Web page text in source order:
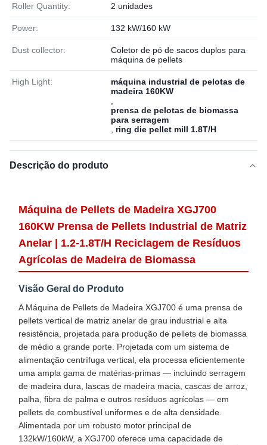
Roller Quantity: 2 unidades
Power: 132 kW/160 kW
Dust collector:
Coletor de pó de sacos duplos para
máquina de pellets
High Light:
máquina industrial de pelotas de
madeira 160KW
prensa de pelotas de biomassa
para serragem
ring die pellet mill 1.8T/H
Descrição do produto
Máquina de Pellets de Madeira XGJ700
160KW Prensa de Pellets Industrial de Matriz
Anelar | 1.2-1.8T/H Reciclagem de Resíduos
Agrícolas de Madeira de Biomassa
Visão Geral do Produto
A Máquina de Pellets de Madeira XGJ700 é uma prensa de
pellets vertical de matriz anelar de grau industrial e alta
resistência, projetada para produção de pellets de biomassa
de médio a grande porte. Projetada com um sistema de
alimentação centrífuga vertical, ela processa eficientemente
uma ampla gama de matérias-primas — incluindo serragem
de madeira dura, lascas de madeira macia, cascas de arroz,
palha, fibra de palma e outros resíduos agrícolas — em
pellets de combustível uniformes e de alta densidade.
Alimentada por um robusto motor principal de
132kW/160kW, a XGJ700 oferece uma capacidade de